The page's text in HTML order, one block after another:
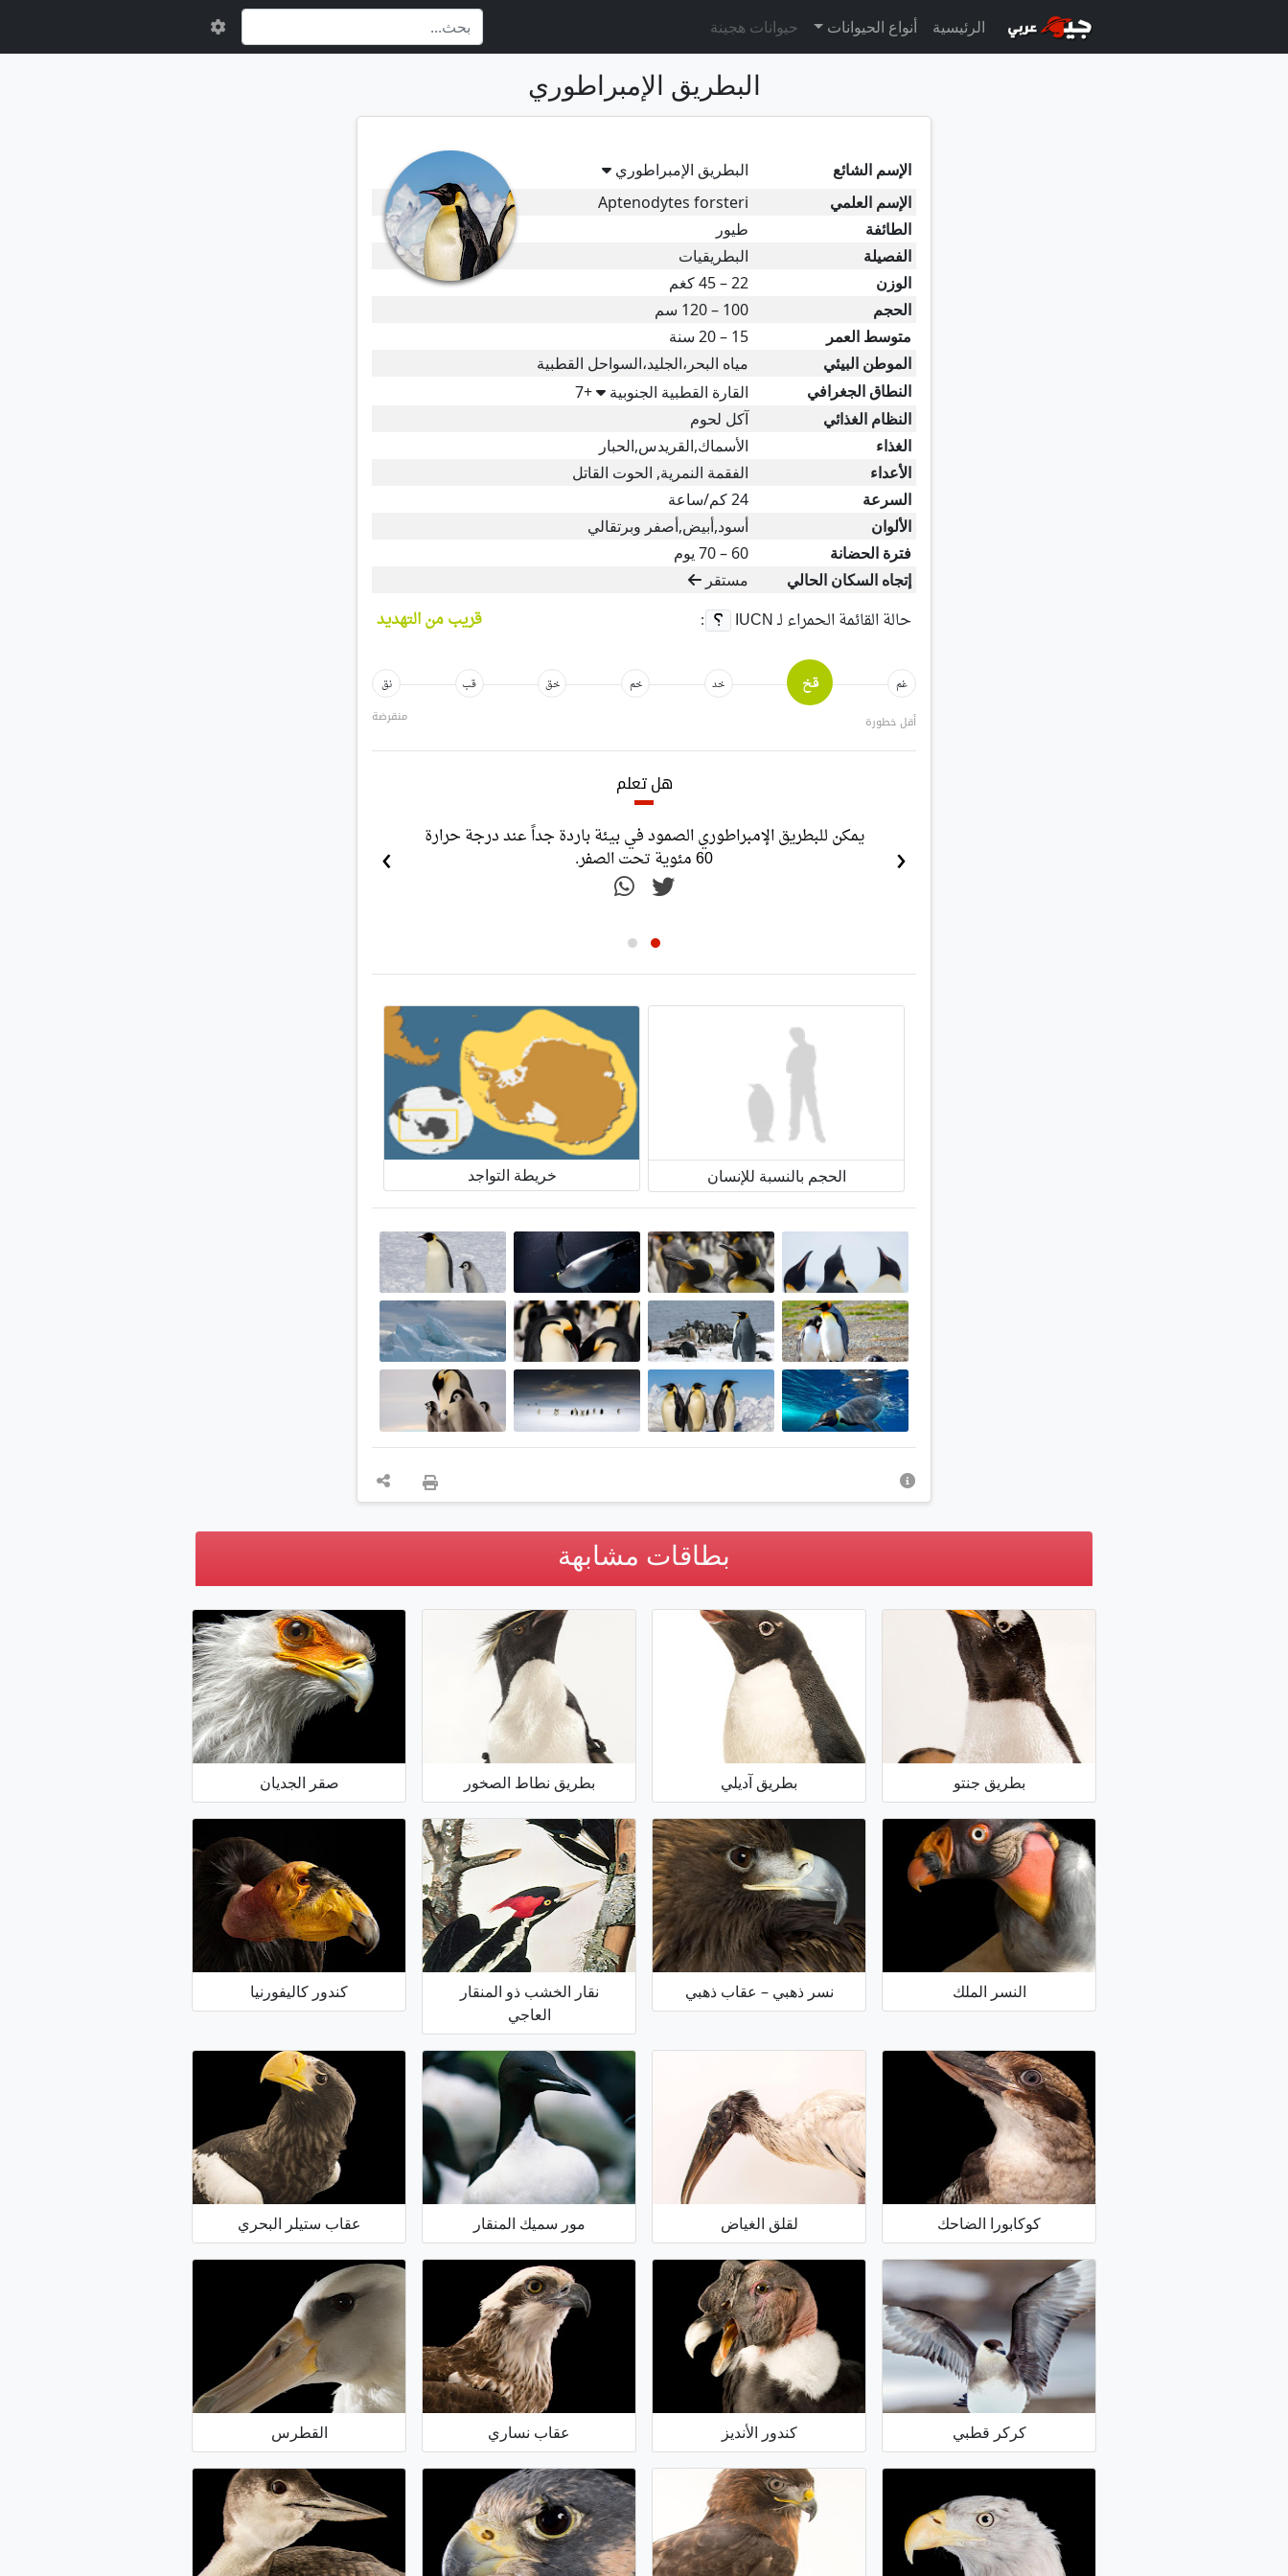
الرئيسية أنواع الحيوانات حيوانات هجينة
البطريق الإمبراطوري
الإسم الشائع
البطريق الإمبراطوري
الإسم العلمي
Aptenodytes forsteri
الطائفة
طيور
الفصيلة
البطريقيات
الوزن
22 – 45 كغم
الحجم
100 – 120 سم
متوسط العمر
15 – 20 سنة
الموطن البيئي
مياه البحر،الجليد،السواحل القطبية
النطاق الجغرافي
القارة القطبية الجنوبية
+7
النظام الغذائي
آكل لحوم
الغذاء
الأسماك,القريدس,الحبار
الأعداء
الفقمة النمرية, الحوت القاتل
السرعة
24 كم/ساعة
الألوان
أسود,أبيض,أصفر وبرتقالي
فترة الحضانة
60 – 70 يوم
إتجاه السكان الحالي
مستقر
حالة القائمة الحمراء لـ IUCN
: قريب من التهديد
غم قخ خد خم خق قب نق
أقل خطورة منقرضة
هل تعلم
يمكن للبطريق الإمبراطوري الصمود في بيئة باردة جداً عند درجة حرارة
‹
›
الحجم بالنسبة للإنسان خريطة التواجد
بطاقات مشابهة
بطريق جنتو بطريق آديلي بطريق نطاط الصخور صقر الجديان
النسر الملك نسر ذهبي – عقاب ذهبي
نقار الخشب ذو المنقار
العاجي
كندور كاليفورنيا
كوكابورا الضاحك لقلق الغياض مور سميك المنقار عقاب ستيلر البحري
كركر قطبي كندور الأنديز عقاب نساري القطرس